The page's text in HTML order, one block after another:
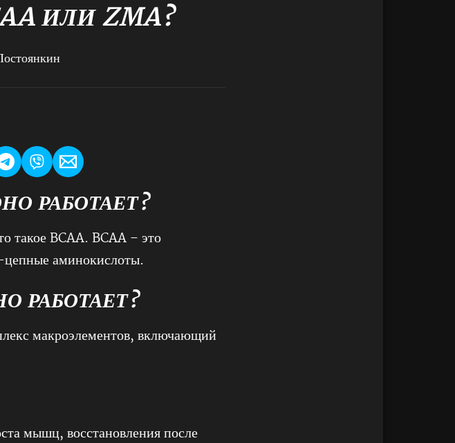
ИЛИ ZMA?
РАБОТАЕТ?
такое BCAA. BCAA – это
цепные аминокислоты.
РАБОТАЕТ?
макроэлементов, включающий
мышц, восстановления после